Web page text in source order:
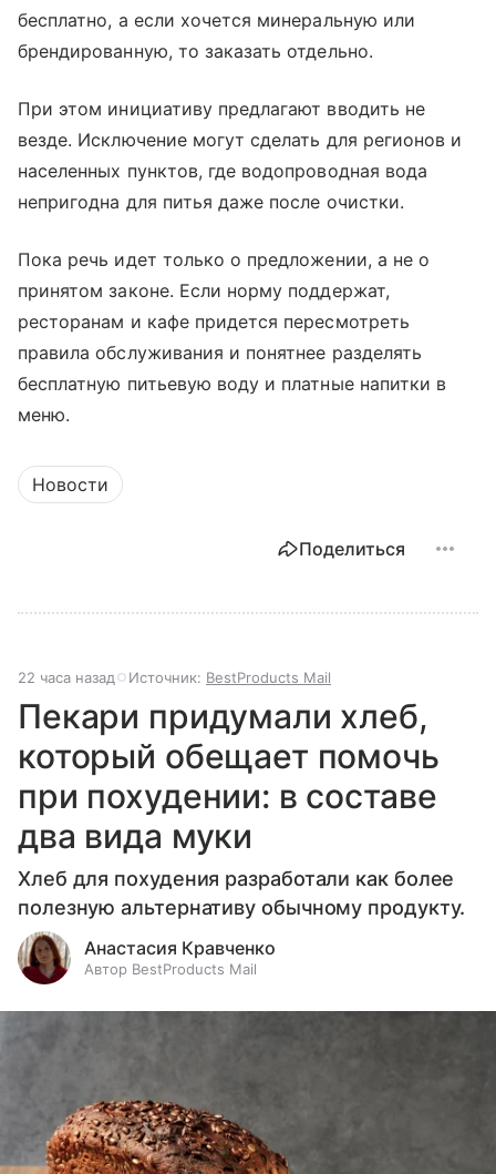
бесплатно, а если хочется минеральную или
брендированную, то заказать отдельно.
При этом инициативу предлагают вводить не
везде. Исключение могут сделать для регионов и
населенных пунктов, где водопроводная вода
непригодна для питья даже после очистки.
Пока речь идет только о предложении, а не о
принятом законе. Если норму поддержат,
ресторанам и кафе придется пересмотреть
правила обслуживания и понятнее разделять
бесплатную питьевую воду и платные напитки в
меню.
Новости
Поделиться
22 часа назад Источник: BestProducts Mail
Пекари придумали хлеб,
который обещает помочь
при похудении: в составе
два вида муки
Хлеб для похудения разработали как более
полезную альтернативу обычному продукту.
Анастасия Кравченко
Автор BestProducts Mail